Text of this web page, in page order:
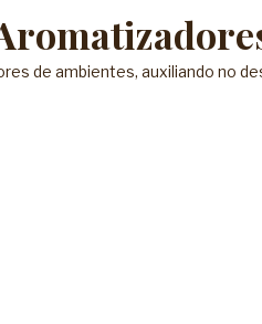
de ambientes, auxiliando no